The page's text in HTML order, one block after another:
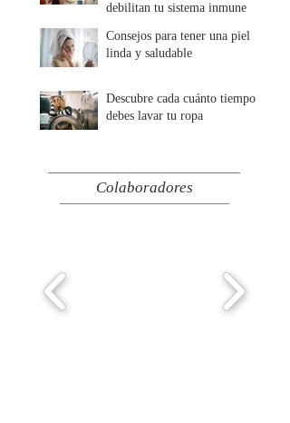
debilitan tu sistema inmune
Consejos para tener una piel
linda y saludable
Descubre cada cuánto tiempo
debes lavar tu ropa
Colaboradores